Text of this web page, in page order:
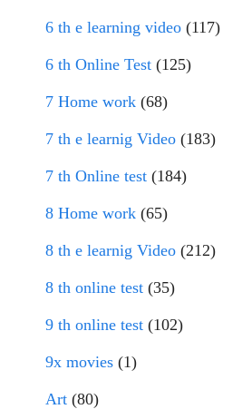
6 th e learning video (117)
6 th Online Test (125)
7 Home work (68)
7 th e learnig Video (183)
7 th Online test (184)
8 Home work (65)
8 th e learnig Video (212)
8 th online test (35)
9 th online test (102)
9x movies (1)
Art (80)